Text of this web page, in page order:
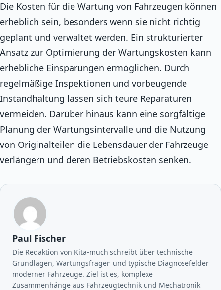
Die Kosten für die Wartung von Fahrzeugen können
erheblich sein, besonders wenn sie nicht richtig
geplant und verwaltet werden. Ein strukturierter
Ansatz zur Optimierung der Wartungskosten kann
erhebliche Einsparungen ermöglichen. Durch
regelmäßige Inspektionen und vorbeugende
Instandhaltung lassen sich teure Reparaturen
vermeiden. Darüber hinaus kann eine sorgfältige
Planung der Wartungsintervalle und die Nutzung
von Originalteilen die Lebensdauer der Fahrzeuge
verlängern und deren Betriebskosten senken.
Paul Fischer
Die Redaktion von Kita-much schreibt über technische
Grundlagen, Wartungsfragen und typische Diagnosefelder
moderner Fahrzeuge. Ziel ist es, komplexe
Zusammenhänge aus Fahrzeugtechnik und Mechatronik